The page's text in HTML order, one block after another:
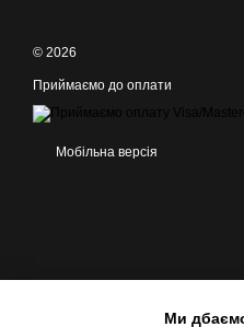
© 2026
Приймаємо до оплати
Мобільна версія
Ми